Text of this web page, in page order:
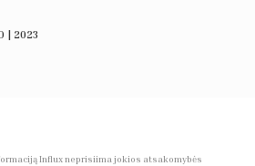
| 2023
Influx neprisiima jokios atsakomybės